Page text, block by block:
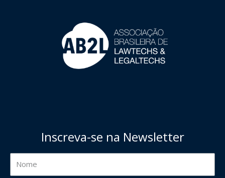
Inscreva-se na Newsletter